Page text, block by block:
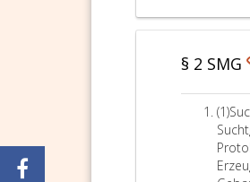
a
t
e
n
s
s
a
z
§ 2 SMG
(1)A
b
s
a